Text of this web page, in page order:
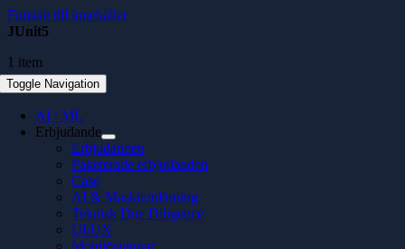
Fortsätt till innehållet
Toggle Navigation
AI / ML
Erbjudande
Erbjudanden
Paketerade erbjudanden
Case
AI & Maskininlärning
Teknisk Due Diligence
UI/UX
Molnlösningar
JUnit5
1 item